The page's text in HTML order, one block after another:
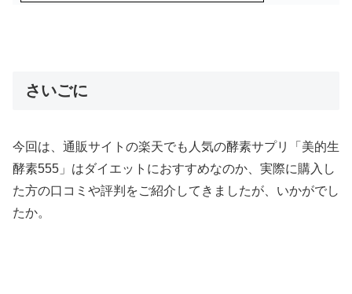
さいごに
今回は、通販サイトの楽天でも人気の酵素サプリ「美的生
酵素555」はダイエットにおすすめなのか、実際に購入し
た方の口コミや評判をご紹介してきましたが、いかがでし
たか。